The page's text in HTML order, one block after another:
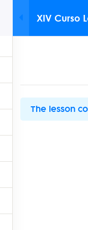
XIV Curso
The lesson
en tu